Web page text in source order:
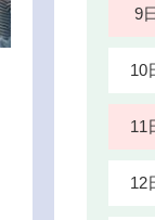
9
10
11
12